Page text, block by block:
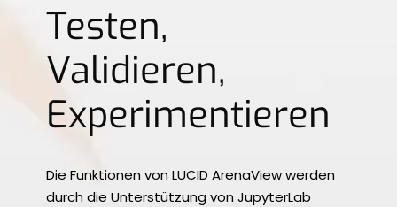
Testen,
Validieren,
Experimentieren
Die Funktionen von LUCID ArenaView werden
durch die Unterstützung von JupyterLab